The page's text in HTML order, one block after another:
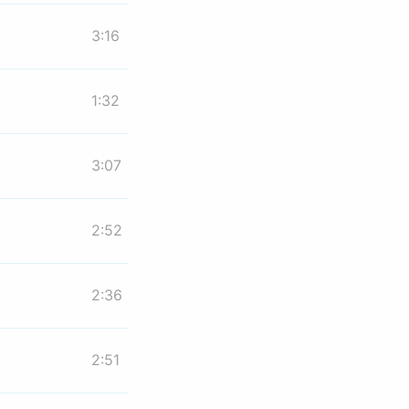
3:16
1:32
3:07
2:52
2:36
2:51